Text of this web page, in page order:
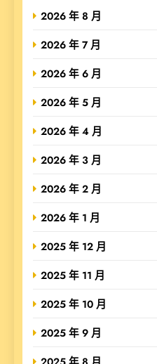
2026 年 8 月
2026 年 7 月
2026 年 6 月
2026 年 5 月
2026 年 4 月
2026 年 3 月
2026 年 2 月
2026 年 1 月
2025 年 12 月
2025 年 11 月
2025 年 10 月
2025 年 9 月